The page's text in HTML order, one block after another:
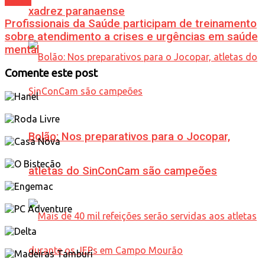
xadrez paranaense
Bolão: Nos preparativos para o Jocopar,
atletas do SinConCam são campeões
Profissionais da Saúde participam de treinamento
sobre atendimento a crises e urgências em saúde
mental
Comente este post